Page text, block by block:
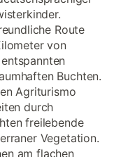
Route
von
Buchten.
Agriturismo
durch
freilebende
Vegetation.
am flachen